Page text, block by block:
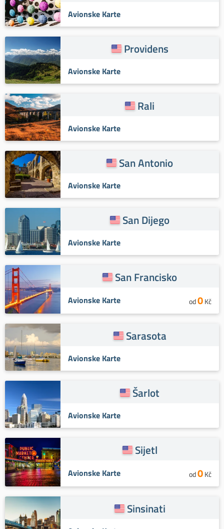
Avionske Karte
Providens
Avionske Karte
Rali
Avionske Karte
San Antonio
Avionske Karte
San Dijego
Avionske Karte
San Francisko
Avionske Karte od0Kč
Sarasota
Avionske Karte
Šarlot
Avionske Karte
Sijetl
Avionske Karte od0Kč
Sinsinati